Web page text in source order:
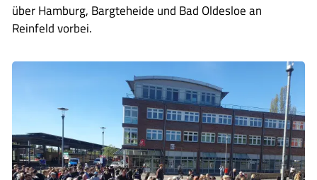
über Hamburg, Bargteheide und Bad Oldesloe an
Reinfeld vorbei.